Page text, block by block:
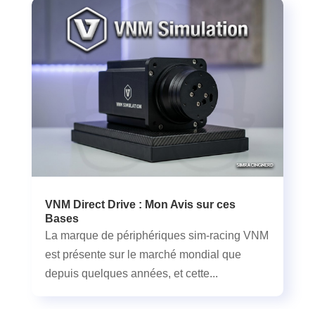
VNM Direct Drive : Mon Avis sur ces
Bases
La marque de périphériques sim-racing VNM
est présente sur le marché mondial que
depuis quelques années, et cette...